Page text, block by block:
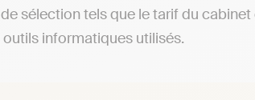
sélection tels que le tarif du
informatiques utilisés.